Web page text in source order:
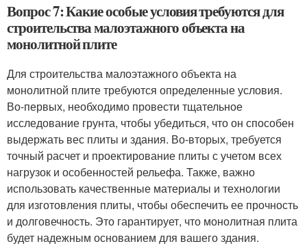
Вопрос 7: Какие особые условия требуются для
строительства малоэтажного объекта на
монолитной плите
Для строительства малоэтажного объекта на
монолитной плите требуются определенные условия.
Во-первых, необходимо провести тщательное
исследование грунта, чтобы убедиться, что он способен
выдержать вес плиты и здания. Во-вторых, требуется
точный расчет и проектирование плиты с учетом всех
нагрузок и особенностей рельефа. Также, важно
использовать качественные материалы и технологии
для изготовления плиты, чтобы обеспечить ее прочность
и долговечность. Это гарантирует, что монолитная плита
будет надежным основанием для вашего здания.